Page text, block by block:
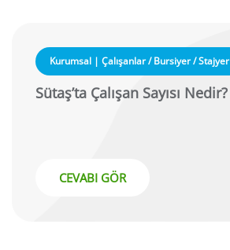
Kurumsal | Çalışanlar / Bursiyer / Stajyer
Sütaş’ta Çalışan Sayısı Nedir?
CEVABI GÖR